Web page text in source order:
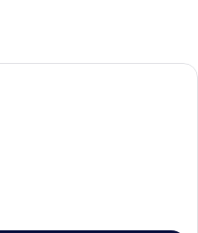
Ein Hotelzimmer mit einem großen